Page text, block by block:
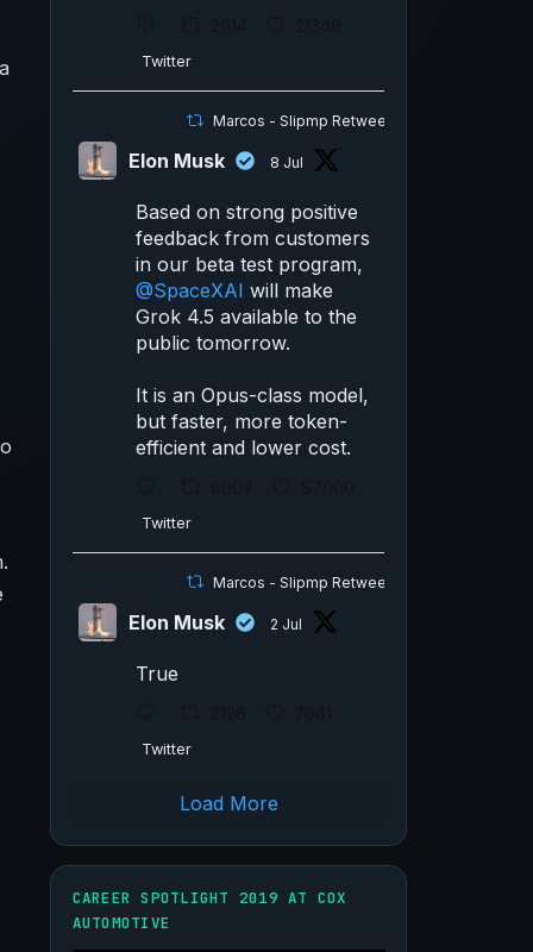
Twitter
Marcos - Slipmp Retweeted
Elon Musk 8 Jul
Based on strong positive
feedback from customers
in our beta test program,
@SpaceXAI will make
Grok 4.5 available to the
public tomorrow.
It is an Opus-class model,
but faster, more token-
efficient and lower cost.
Twitter
Marcos - Slipmp Retweeted
Elon Musk 2 Jul
True
Twitter
Load More
CAREER SPOTLIGHT 2019 AT COX
AUTOMOTIVE